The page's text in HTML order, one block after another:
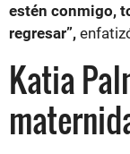
estén conmigo,
regresar”,
Katia